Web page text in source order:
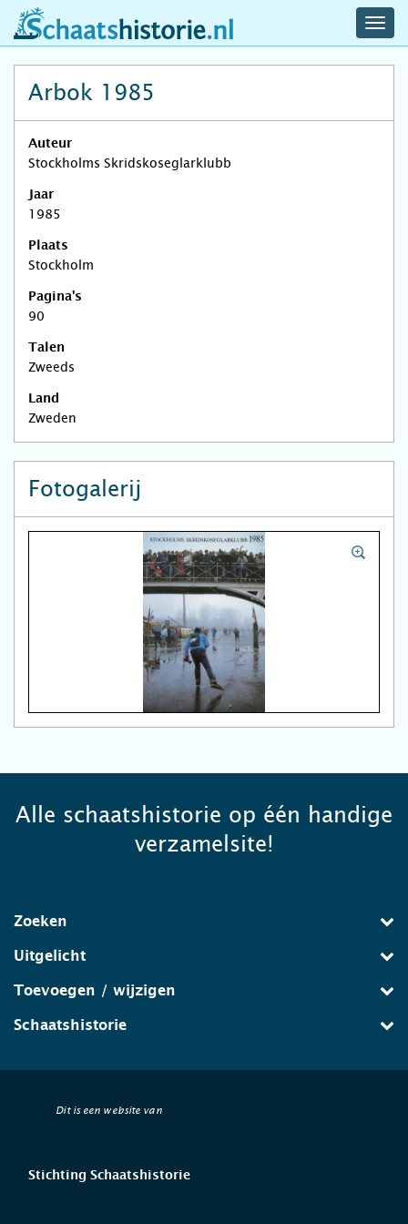
schaatshistorie.nl
Arbok 1985
Auteur
Stockholms Skridskoseglarklubb
Jaar
1985
Plaats
Stockholm
Pagina's
90
Talen
Zweeds
Land
Zweden
Fotogalerij
Alle schaatshistorie op één handige
verzamelsite!
Zoeken
Uitgelicht
Toevoegen / wijzigen
Schaatshistorie
Dit is een website van
Stichting Schaatshistorie